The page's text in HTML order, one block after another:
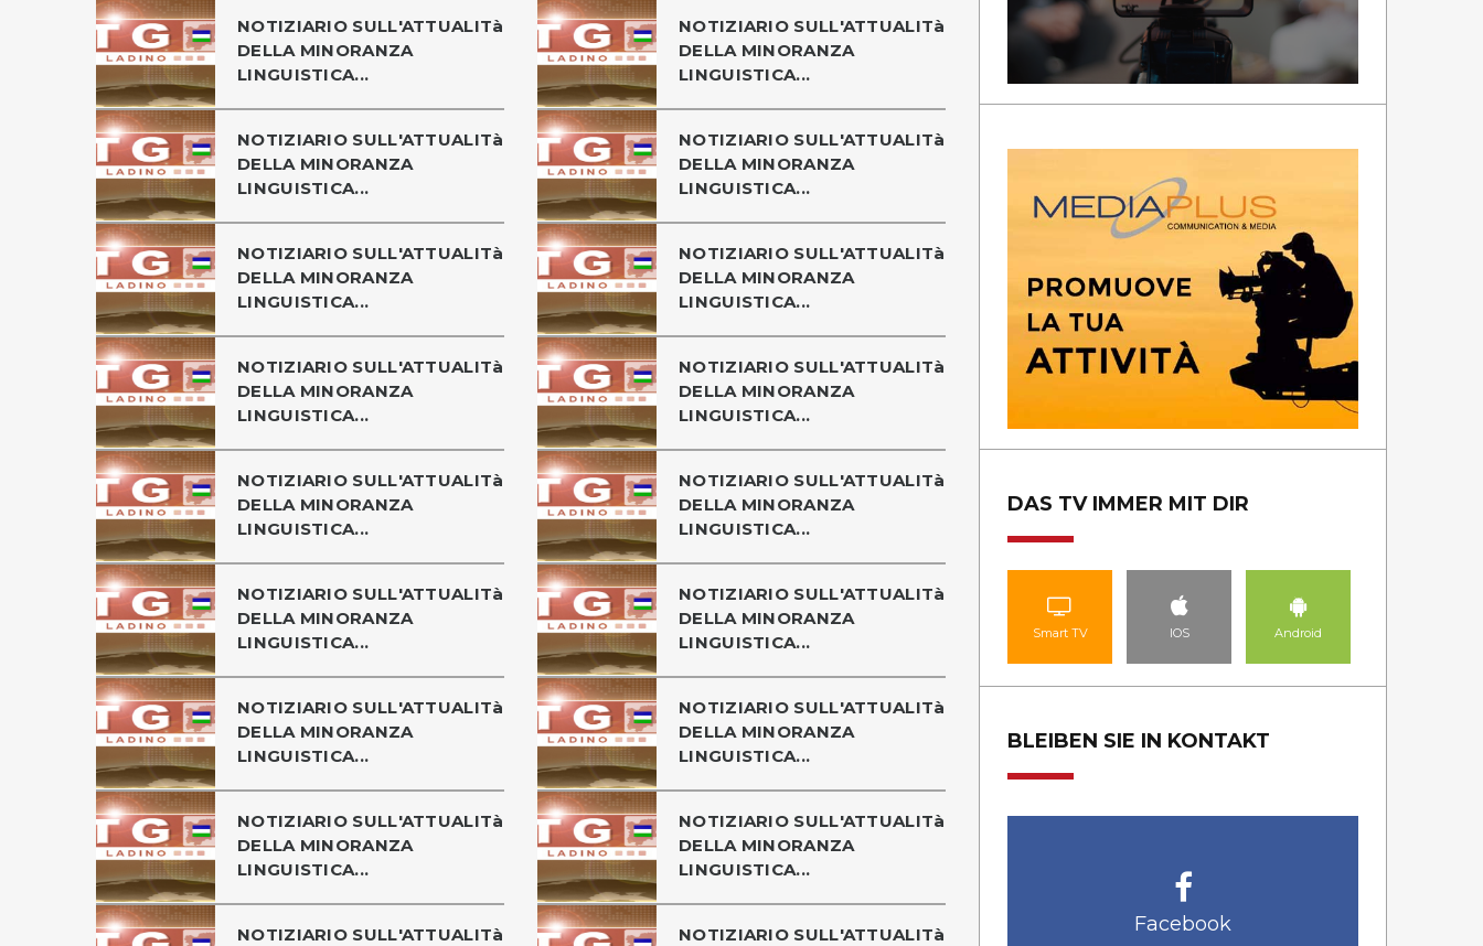
NOTIZIARIO SULL'ATTUALITà
DELLA MINORANZA
LINGUISTICA...
NOTIZIARIO SULL'ATTUALITà
DELLA MINORANZA
LINGUISTICA...
NOTIZIARIO SULL'ATTUALITà
DELLA MINORANZA
LINGUISTICA...
NOTIZIARIO SULL'ATTUALITà
DELLA MINORANZA
LINGUISTICA...
NOTIZIARIO SULL'ATTUALITà
DELLA MINORANZA
LINGUISTICA...
NOTIZIARIO SULL'ATTUALITà
DELLA MINORANZA
LINGUISTICA...
NOTIZIARIO SULL'ATTUALITà
DELLA MINORANZA
LINGUISTICA...
NOTIZIARIO SULL'ATTUALITà
DELLA MINORANZA
LINGUISTICA...
NOTIZIARIO SULL'ATTUALITà
DELLA MINORANZA
LINGUISTICA...
NOTIZIARIO SULL'ATTUALITà
DELLA MINORANZA
LINGUISTICA...
NOTIZIARIO SULL'ATTUALITà
DELLA MINORANZA
LINGUISTICA...
NOTIZIARIO SULL'ATTUALITà
DELLA MINORANZA
LINGUISTICA...
NOTIZIARIO SULL'ATTUALITà
DELLA MINORANZA
LINGUISTICA...
NOTIZIARIO SULL'ATTUALITà
DELLA MINORANZA
LINGUISTICA...
NOTIZIARIO SULL'ATTUALITà
DELLA MINORANZA
LINGUISTICA...
NOTIZIARIO SULL'ATTUALITà
DELLA MINORANZA
LINGUISTICA...
NOTIZIARIO SULL'ATTUALITà
NOTIZIARIO SULL'ATTUALITà
DAS TV IMMER MIT DIR
Smart TV IOS Android
BLEIBEN SIE IN KONTAKT
Facebook